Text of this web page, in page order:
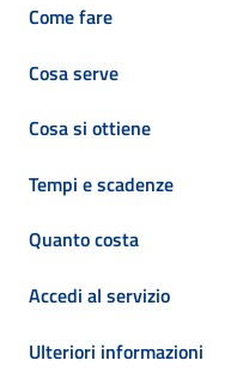
Come fare
Cosa serve
Cosa si ottiene
Tempi e scadenze
Quanto costa
Accedi al servizio
Ulteriori informazioni